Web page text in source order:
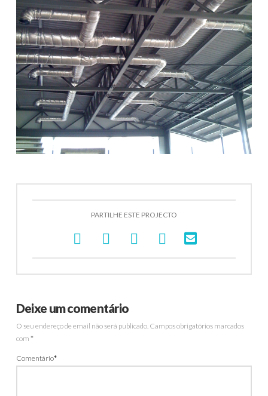
PARTILHE ESTE PROJECTO
Deixe um comentário
O seu endereço de email não será publicado. Campos obrigatórios marcados
com *
Comentário*